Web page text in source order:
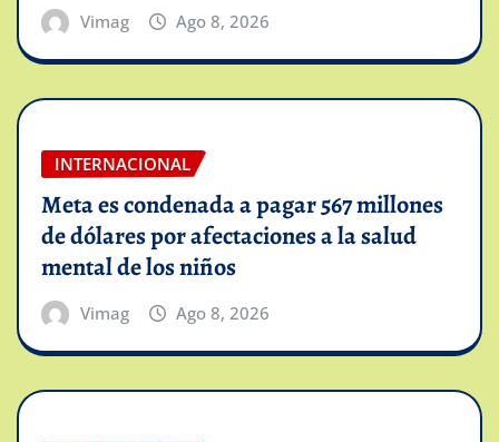
Vimag Ago 8, 2026
INTERNACIONAL
Meta es condenada a pagar 567 millones
de dólares por afectaciones a la salud
mental de los niños
Vimag Ago 8, 2026